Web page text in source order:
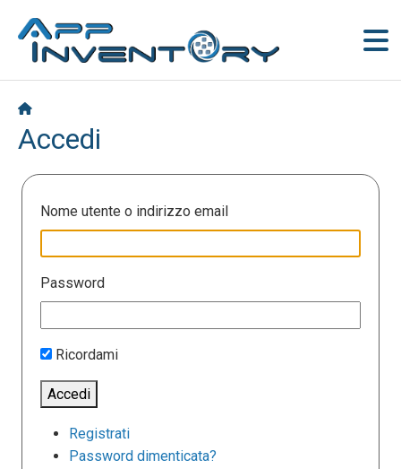
Accedi
Nome utente o indirizzo email
Password
Ricordami
Accedi
Registrati
Password dimenticata?